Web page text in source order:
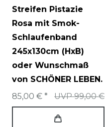
Streifen Pistazie
Rosa mit Smok-
Schlaufenband
245x130cm (HxB)
oder Wunschmaß
von SCHÖNER LEBEN.
UVP 99,00 €
85,00 € *